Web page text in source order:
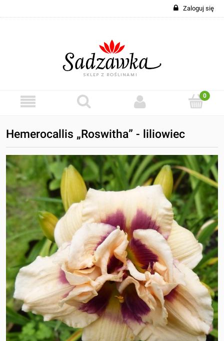
Zaloguj się
Hemerocallis „Roswitha” - liliowiec